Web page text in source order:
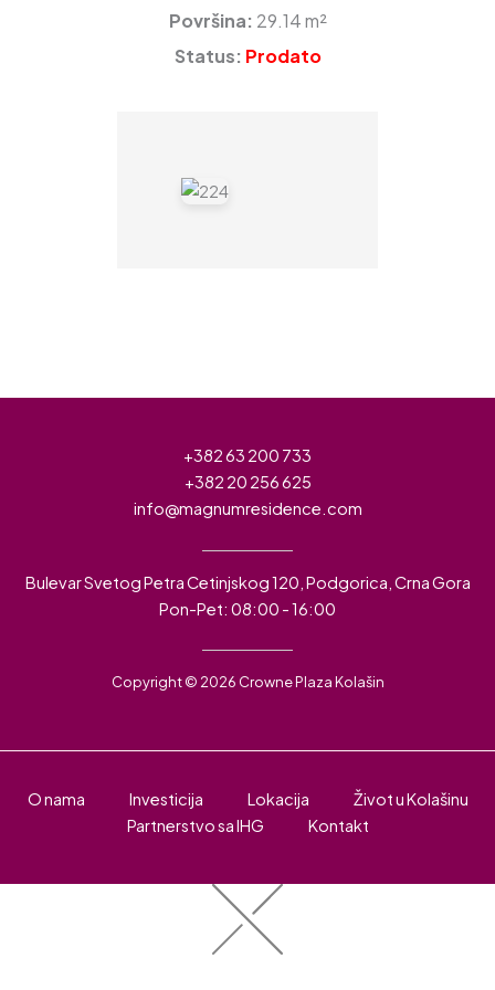
Površina: 29.14 m²
Status: Prodato
+382 63 200 733
+382 20 256 625
info@magnumresidence.com
Bulevar Svetog Petra Cetinjskog 120, Podgorica, Crna Gora
Pon-Pet: 08:00 - 16:00
Copyright © 2026 Crowne Plaza Kolašin
O nama Investicija Lokacija
Život u Kolašinu
Partnerstvo sa IHG
Kontakt